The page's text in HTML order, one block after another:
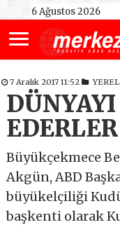
6 Ağustos 2026
7 Aralık 2017 11:52 YEREL
EDERLER
Büyükçekmece
Akgün, ABD
büyükelçiliği
başkenti olarak